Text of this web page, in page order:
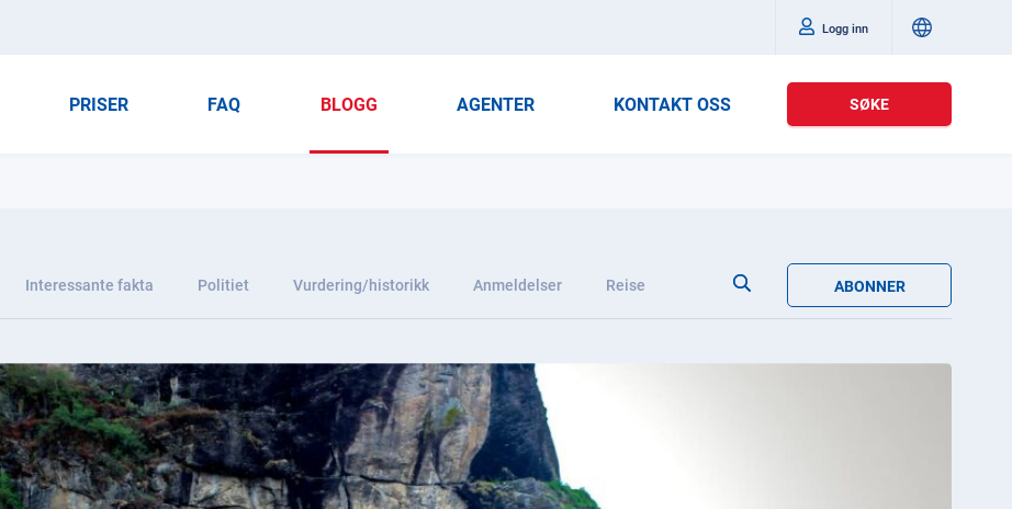
Logg inn
PRISER FAQ BLOGG AGENTER KONTAKT OSS SØKE
Interessante fakta Politiet Vurdering/historikk Anmeldelser Reise ABONNER